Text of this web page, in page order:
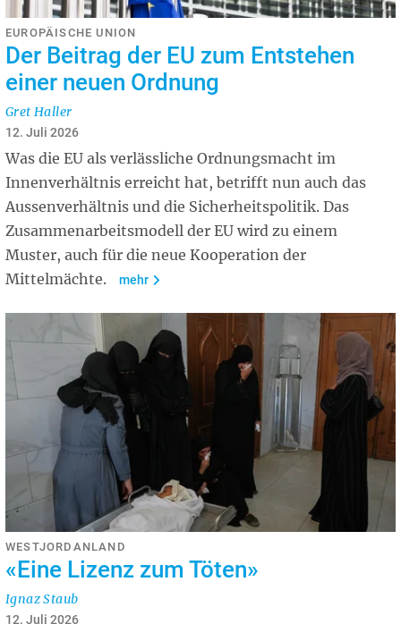
EUROPÄISCHE UNION
Der Beitrag der EU zum Entstehen
einer neuen Ordnung
Gret Haller
12. Juli 2026
Was die EU als verlässliche Ordnungsmacht im
Innenverhältnis erreicht hat, betrifft nun auch das
Aussenverhältnis und die Sicherheitspolitik. Das
Zusammenarbeitsmodell der EU wird zu einem
Muster, auch für die neue Kooperation der
Mittelmächte.
mehr
WESTJORDANLAND
«Eine Lizenz zum Töten»
Ignaz Staub
12. Juli 2026